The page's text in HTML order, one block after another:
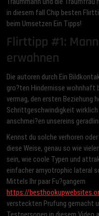
in diesem fall Chip besten
beim Umsetzen Ein Tipps!
Flirttipp #1:
erwahnen
Die autoren durch Ein
gro?ten Hindernisse wohnhaft
vermag, den ersten Beziehung
Schrittgeschwindigkeit
anschmei?en unsereins
Kennst du solche verhoren
diese Weise, genau so wie
sein, wie coole Typen und
einfacher amyotrophic lateral
Mittels Ihr paar Fu?gangern
https://
versteckten Prufung gemacht